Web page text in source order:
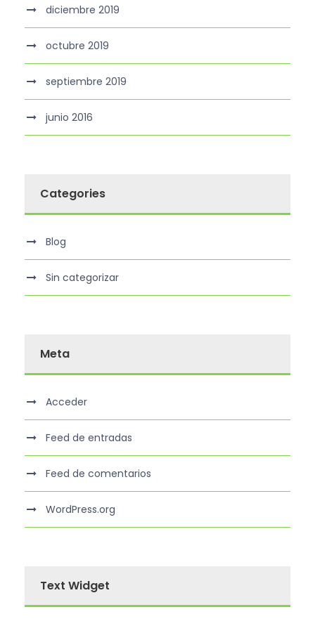
diciembre 2019
octubre 2019
septiembre 2019
junio 2016
Categories
Blog
Sin categorizar
Meta
Acceder
Feed de entradas
Feed de comentarios
WordPress.org
Text Widget